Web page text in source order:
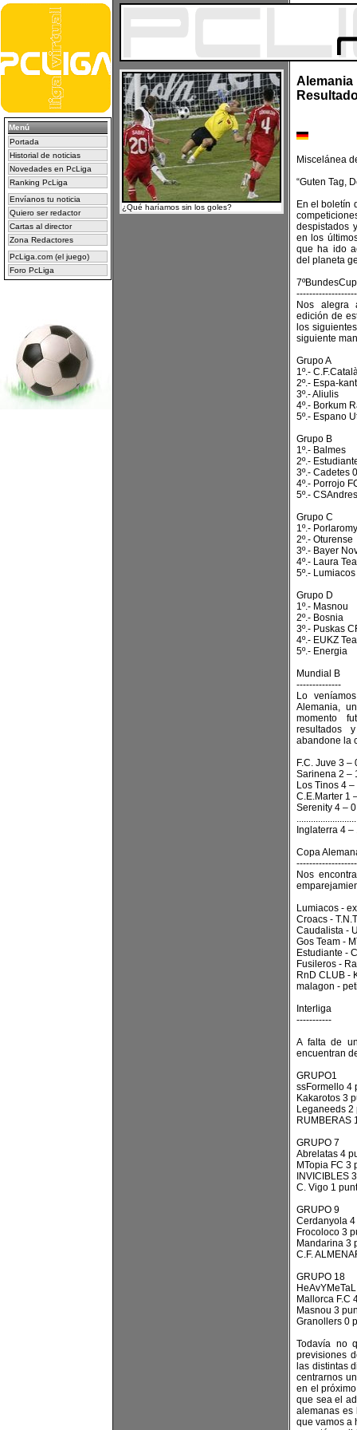
Menú
Portada
Historial de noticias
Novedades en PcLiga
Ranking PcLiga
Envíanos tu noticia
Quiero ser redactor
Cartas al director
Zona Redactores
PcLiga.com (el juego)
Foro PcLiga
¿Qué haríamos sin los goles?
Alemania
Miscelánea
“Guten Tag,
En el boletín
despistados
en los
que ha ido
del planeta
7ºBundesCup
-------------------
Nos alegra
edición de
los
siguiente
Grupo A
1º.-
2º.- Espa-
3º.- Aliulis
4º.- Borkum
5º.- Espano
Grupo B
1º.- Balmes
2º.-
3º.- Cadetes
4º.- Porrojo
5º.- CSAndres
Grupo C
1º.- Porlaromy
2º.- Oturense
3º.- Bayer
4º.- Laura
5º.- Lumiacos
Grupo D
1º.- Masnou
2º.- Bosnia
3º.- Puskas
4º.- EUKZ
5º.- Energia
Mundial B
--------------
Lo
Alemania,
momento
resultados
abandone la
F.C. Juve 3 –
Sarinena 2 –
Los Tinos 4
C.E.Marter 1
Serenity 4 –
Inglaterra 4
Copa
Nos
Lumiacos -
Croacs -
Caudalista -
Gos Team -
Estudiante -
Fusileros -
RnD CLUB -
malagon -
Interliga
-----------
A falta de
encuentran
GRUPO1
ssFormello 4
Kakarotos 3
Leganeeds 2
RUMBERAS
GRUPO 7
Abrelatas 4
MTopia FC 3
INVICIBLES
C. Vigo 1
GRUPO 9
Cerdanyola
Frocoloco 3
Mandarina 3
C.F.
GRUPO 18
Mallorca F.C
Masnou 3
Granollers 0
Todavía no
previsiones
las distintas
centrarnos
en el
que sea el
alemanas es
que vamos a